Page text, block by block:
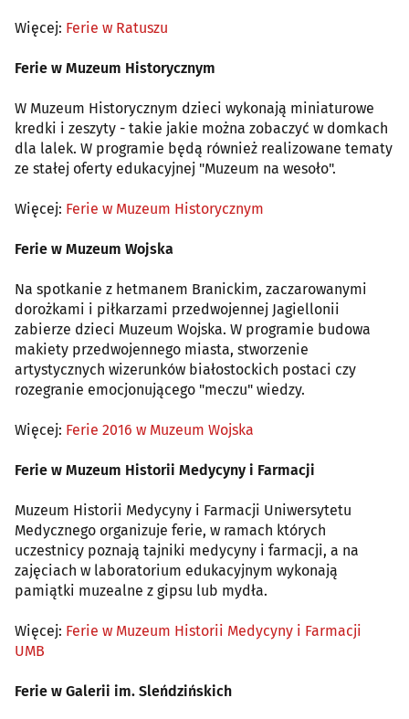
Więcej: Ferie w Ratuszu
Ferie w Muzeum Historycznym
W Muzeum Historycznym dzieci wykonają miniaturowe
kredki i zeszyty - takie jakie można zobaczyć w domkach
dla lalek. W programie będą również realizowane tematy
ze stałej oferty edukacyjnej "Muzeum na wesoło".
Więcej: Ferie w Muzeum Historycznym
Ferie w Muzeum Wojska
Na spotkanie z hetmanem Branickim, zaczarowanymi
dorożkami i piłkarzami przedwojennej Jagiellonii
zabierze dzieci Muzeum Wojska. W programie budowa
makiety przedwojennego miasta, stworzenie
artystycznych wizerunków białostockich postaci czy
rozegranie emocjonującego "meczu" wiedzy.
Więcej: Ferie 2016 w Muzeum Wojska
Ferie w Muzeum Historii Medycyny i Farmacji
Muzeum Historii Medycyny i Farmacji Uniwersytetu
Medycznego organizuje ferie, w ramach których
uczestnicy poznają tajniki medycyny i farmacji, a na
zajęciach w laboratorium edukacyjnym wykonają
pamiątki muzealne z gipsu lub mydła.
Więcej: Ferie w Muzeum Historii Medycyny i Farmacji
UMB
Ferie w Galerii im. Sleńdzińskich